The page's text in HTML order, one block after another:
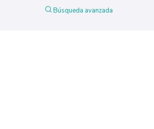
Búsqueda avanzada